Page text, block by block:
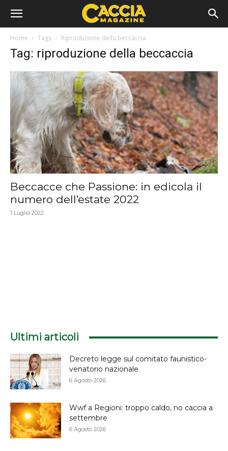
Home Tags Riproduzione della beccaccia
Tag: riproduzione della beccaccia
Beccacce che Passione: in edicola il
numero dell’estate 2022
1 Luglio 2022
Ultimi articoli
Decreto legge sul comitato faunistico-
venatorio nazionale
6 Agosto 2026
Wwf a Regioni: troppo caldo, no caccia a
settembre
6 Agosto 2026